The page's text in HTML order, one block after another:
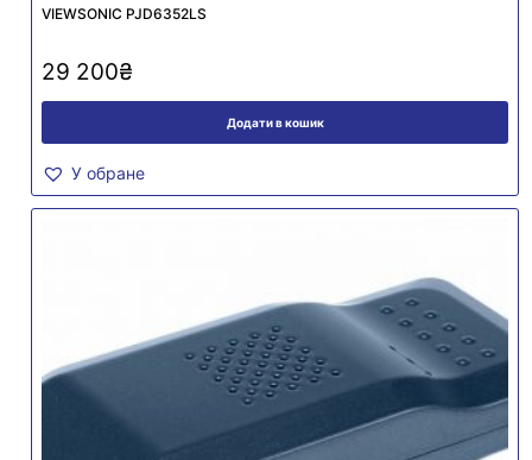
VIEWSONIC PJD6352LS
29 200₴
Додати в кошик
У обране